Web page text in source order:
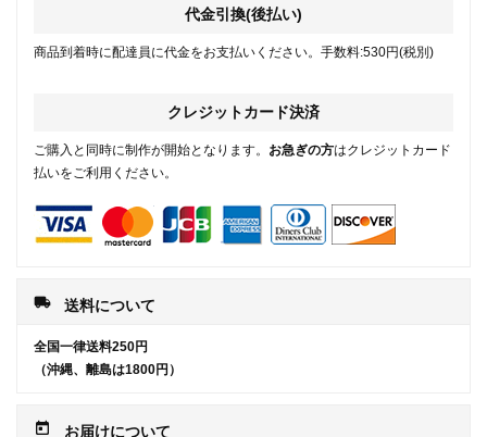
代金引換(後払い)
商品到着時に配達員に代金をお支払いください。手数料:530円(税別)
クレジットカード決済
ご購入と同時に制作が開始となります。 お急ぎの方はクレジットカード
払いをご利用ください。
local_shipping 送料について
全国一律送料250円
（沖縄、離島は1800円）
today お届けについて